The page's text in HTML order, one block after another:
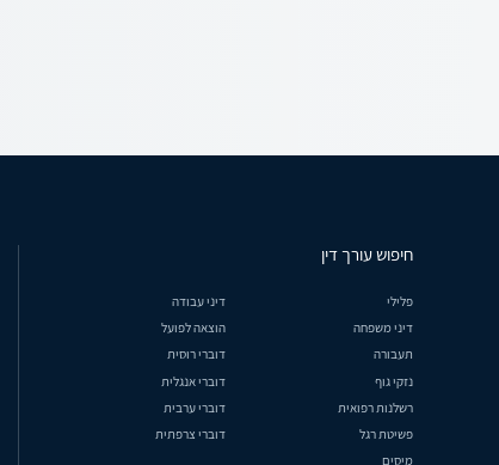
חיפוש עורך דין
פלילי
דיני עבודה
דיני משפחה
הוצאה לפועל
תעבורה
דוברי רוסית
נזקי גוף
דוברי אנגלית
רשלנות רפואית
דוברי ערבית
פשיטת רגל
דוברי צרפתית
מיסים